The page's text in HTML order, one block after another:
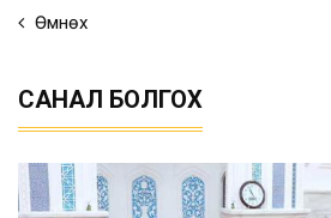
Өмнөх
САНАЛ БОЛГОХ